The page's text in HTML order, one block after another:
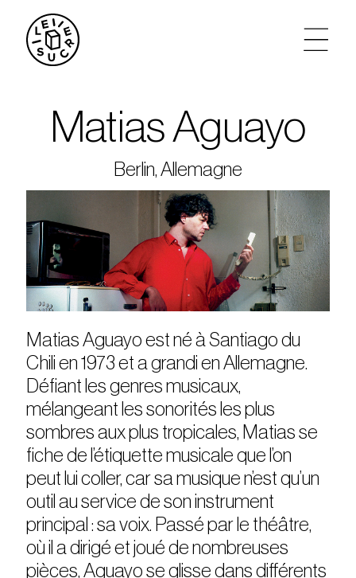
agenda
tickets
le sucre max
partenariats
privatisations
Matias Aguayo
Berlin, Allemagne
Matias Aguayo est né à Santiago du
Chili en 1973 et a grandi en Allemagne.
Défiant les genres musicaux,
mélangeant les sonorités les plus
sombres aux plus tropicales, Matias se
fiche de l’étiquette musicale que l’on
peut lui coller, car sa musique n’est qu’un
outil au service de son instrument
principal : sa voix. Passé par le théâtre,
où il a dirigé et joué de nombreuses
pièces, Aguayo se glisse dans différents